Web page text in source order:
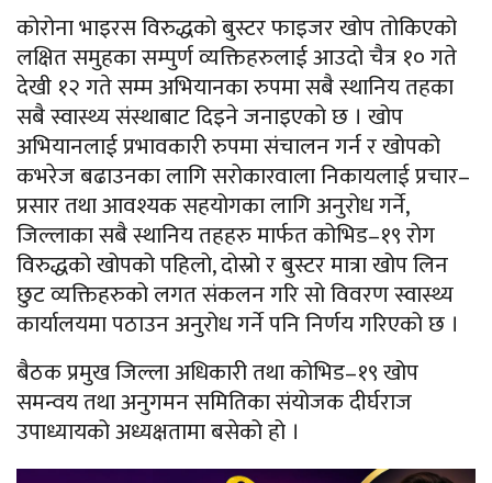
कोरोना भाइरस विरुद्धको बुस्टर फाइजर खोप तोकिएको
लक्षित समुहका सम्पुर्ण व्यक्तिहरुलाई आउदो चैत्र १० गते
देखी १२ गते सम्म अभियानका रुपमा सबै स्थानिय तहका
सबै स्वास्थ्य संस्थाबाट दिइने जनाइएको छ । खोप
अभियानलाई प्रभावकारी रुपमा संचालन गर्न र खोपको
कभरेज बढाउनका लागि सरोकारवाला निकायलाई प्रचार–
प्रसार तथा आवश्यक सहयोगका लागि अनुरोध गर्ने,
जिल्लाका सबै स्थानिय तहहरु मार्फत कोभिड–१९ रोग
विरुद्धको खोपको पहिलो, दोस्रो र बुस्टर मात्रा खोप लिन
छुट व्यक्तिहरुको लगत संकलन गरि सो विवरण स्वास्थ्य
कार्यालयमा पठाउन अनुरोध गर्ने पनि निर्णय गरिएको छ ।
बैठक प्रमुख जिल्ला अधिकारी तथा कोभिड–१९ खोप
समन्वय तथा अनुगमन समितिका संयोजक दीर्घराज
उपाध्यायको अध्यक्षतामा बसेको हो ।